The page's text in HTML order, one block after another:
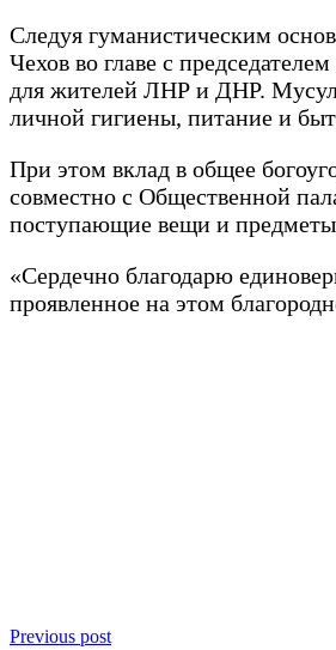
Следуя гуманистическим
Чехов во главе с
для жителей ЛНР и ДНР.
личной гигиены, питание и
При этом вклад в общее
совместно с Общественной
поступающие вещи и
«Сердечно благодарю
проявленное на этом
Previous post